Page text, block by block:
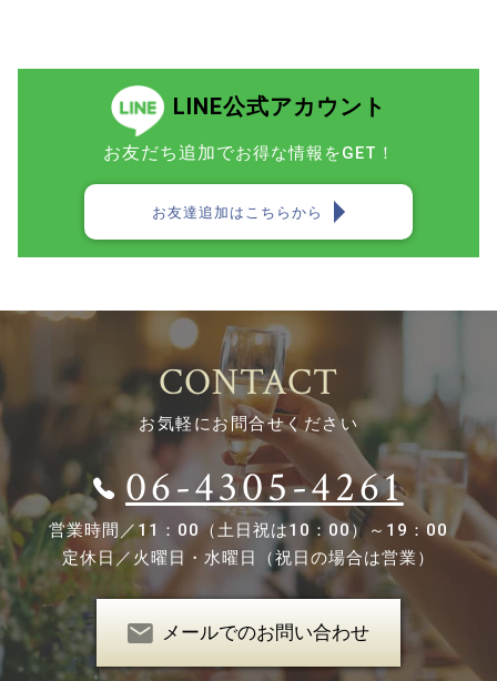
LINE公式アカウント
お友だち追加でお得な情報をGET！
お友達追加はこちらから
CONTACT
お気軽にお問合せください
06-4305-4261
営業時間／11：00（土日祝は10：00）～19：00
定休日／火曜日・水曜日（祝日の場合は営業）
メールでのお問い合わせ